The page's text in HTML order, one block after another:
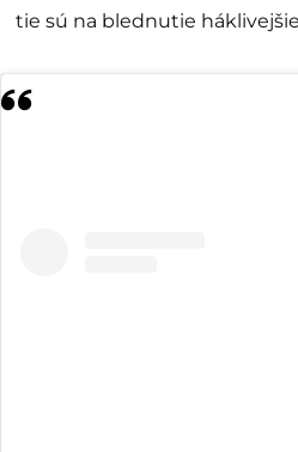
tie sú na blednutie